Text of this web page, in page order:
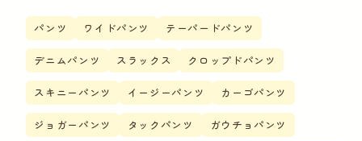
パンツ ワイドパンツ テーパードパンツ
デニムパンツ スラックス クロップドパンツ
スキニーパンツ イージーパンツ カーゴパンツ
ジョガーパンツ タックパンツ ガウチョパンツ